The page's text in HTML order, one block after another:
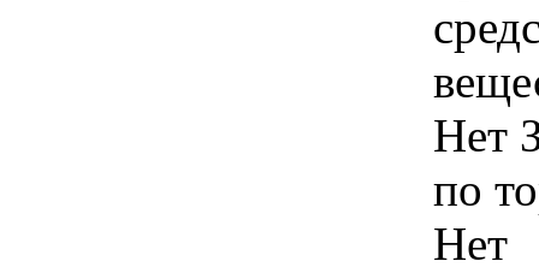
Нет
по
Нет